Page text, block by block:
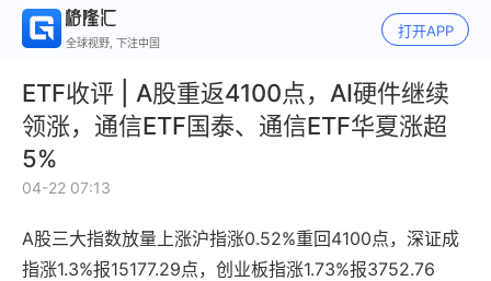
全球视野, 下注中国
打开APP
ETF收评 | A股重返4100点，AI硬件继续
领涨，通信ETF国泰、通信ETF华夏涨超
5%
04-22 07:13
A股三大指数放量上涨沪指涨0.52%重回4100点，深证成
指涨1.3%报15177.29点，创业板指涨1.73%报3752.76